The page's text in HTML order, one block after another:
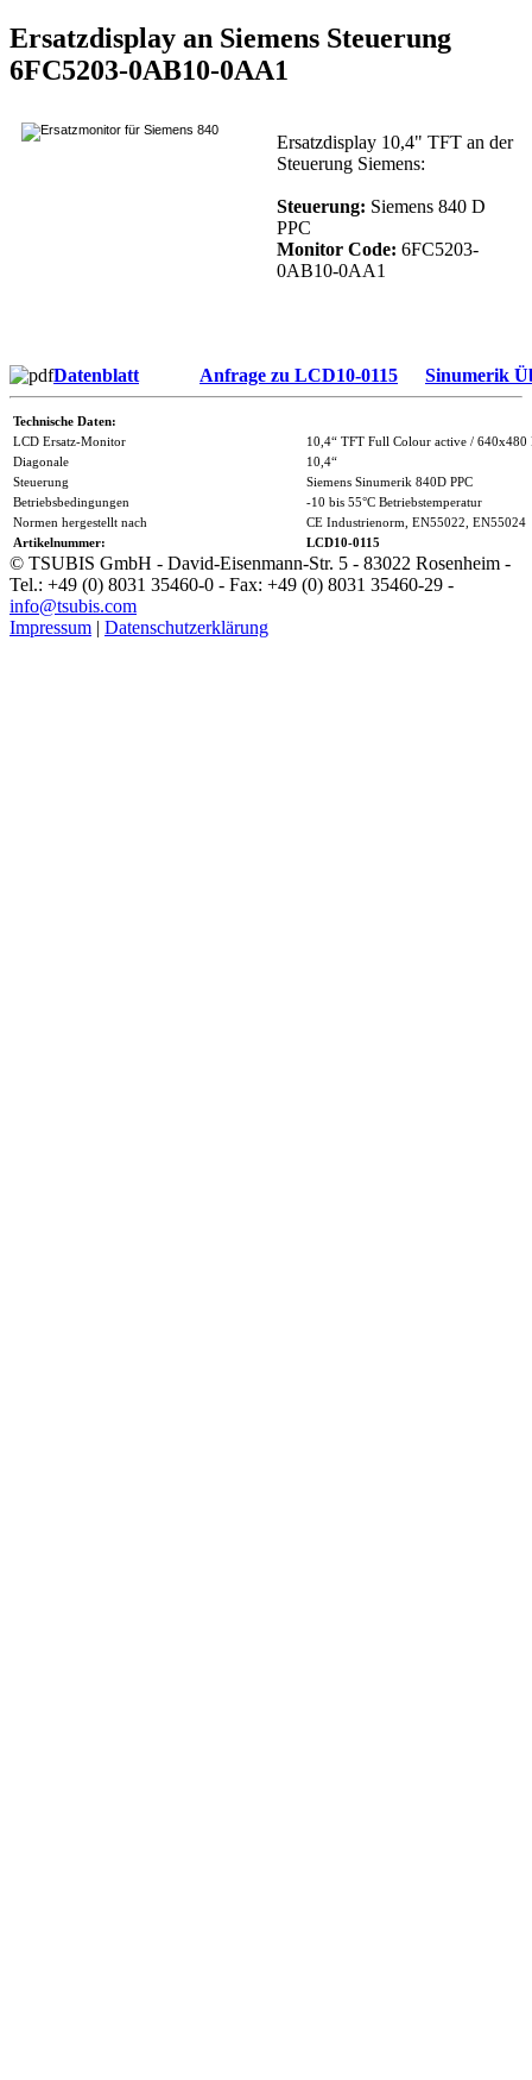
Ersatzdisplay an Siemens Steuerung
6FC5203‐0AB10‐0AA1
Ersatzdisplay 10,4" TFT an der
Steuerung Siemens:
Steuerung: Siemens 840 D
PPC
Monitor Code: 6FC5203‐
0AB10‐0AA1
Datenblatt Anfrage zu LCD10-0115 Sinumerik
Technische Daten:
LCD Ersatz-Monitor
10,4“ TFT Full Colour active / 640x480
Diagonale
10,4“
Steuerung
Siemens Sinumerik 840D PPC
Betriebsbedingungen
-10 bis 55°C Betriebstemperatur
Normen hergestellt nach
CE Industrienorm, EN55022, EN55024
Artikelnummer:
LCD10-0115
© TSUBIS GmbH - David-Eisenmann-Str. 5 - 83022 Rosenheim -
Tel.: +49 (0) 8031 35460-0 - Fax: +49 (0) 8031 35460-29 -
info@tsubis.com
Impressum | Datenschutzerklärung